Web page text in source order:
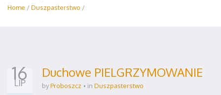
Home /Duszpasterstwo /
16
LIP
Duchowe PIELGRZYMOWANIE
byProboszcz in Duszpasterstwo